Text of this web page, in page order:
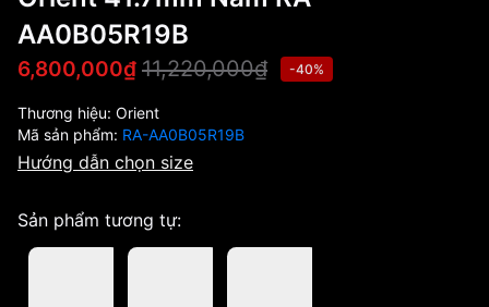
AA0B05R19B
6,800,000₫ 11,220,000₫ -40%
Thương hiệu: Orient
Mã sản phẩm: RA-AA0B05R19B
Hướng dẫn chọn size
Sản phẩm tương tự: